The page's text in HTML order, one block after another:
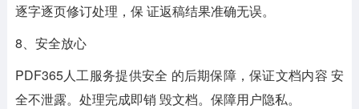
逐字逐页修订处理，保 证返稿结果准确无误。
8、安全放心
PDF365人工服务提供安全 的后期保障，保证文档内容 安
全不泄露。处理完成即销 毁文档。保障用户隐私。